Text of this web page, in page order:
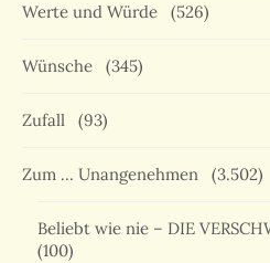
Werte und Würde (526)
Wünsche (345)
Zufall (93)
Zum … Unangenehmen (3.502)
Beliebt wie nie – DIE
(100)